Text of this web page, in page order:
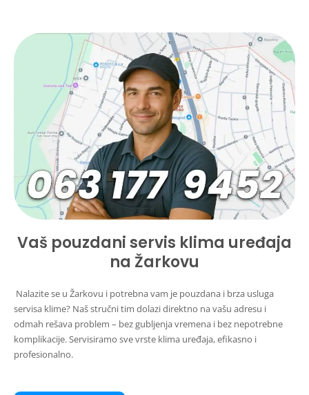
Vaš pouzdani servis klima uređaja
na Žarkovu
Nalazite se u Žarkovu i potrebna vam je pouzdana i brza usluga
servisa klime? Naš stručni tim dolazi direktno na vašu adresu i
odmah rešava problem – bez gubljenja vremena i bez nepotrebne
komplikacije. Servisiramo sve vrste klima uređaja, efikasno i
profesionalno.